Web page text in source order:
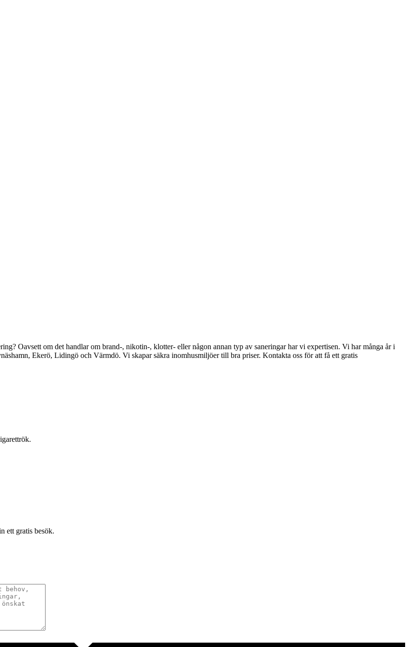
Oavsett om det handlar om brand-, nikotin-, klotter- eller någon annan typ av saneringar har vi expertisen. Vi har många år i
Ekerö, Lidingö och Värmdö. Vi skapar säkra inomhusmiljöer till bra priser. Kontakta oss för att få ett gratis
ett gratis besök.